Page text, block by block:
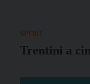
Trentini a